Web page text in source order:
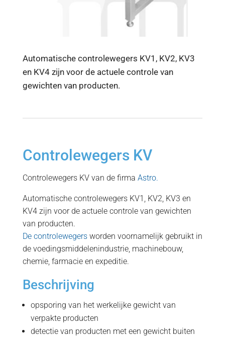
Automatische controlewegers KV1, KV2, KV3
en KV4 zijn voor de actuele controle van
gewichten van producten.
Controlewegers KV
Controlewegers KV van de firma Astro.
Automatische controlewegers KV1, KV2, KV3 en
KV4 zijn voor de actuele controle van gewichten
van producten.
De controlewegersworden voornamelijk gebruikt in
de voedingsmiddelenindustrie, machinebouw,
chemie, farmacie en expeditie.
Beschrijving
opsporing van het werkelijke gewicht van
verpakte producten
detectie van producten met een gewicht buiten